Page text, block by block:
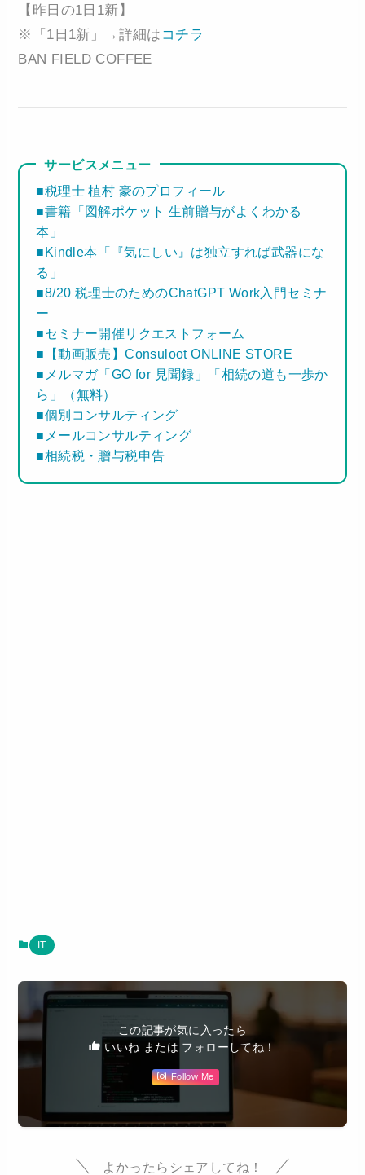
【昨日の1日1新】
※「1日1新」→詳細は コチラ
BAN FIELD COFFEE
サービスメニュー
■税理士 植村 豪のプロフィール
■書籍「図解ポケット 生前贈与がよくわかる
本」
■Kindle本「『気にしい』は独立すれば武器にな
る」
■8/20 税理士のためのChatGPT Work入門セミナ
ー
■セミナー開催リクエストフォーム
■【動画販売】Consuloot ONLINE STORE
■メルマガ「GO for 見聞録」「相続の道も一歩か
ら」（無料）
■個別コンサルティング
■メールコンサルティング
■相続税・贈与税申告
IT
この記事が気に入ったら
いいね または フォローしてね！
Follow Me
よかったらシェアしてね！